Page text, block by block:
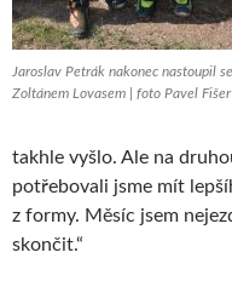
Jaroslav Petrák nakonec nastoupil se
Zoltánem Lovasem | foto Pavel Fišer
takhle vyšlo. Ale na
potřebovali jsme mít
z formy. Měsíc jsem
skončit.“